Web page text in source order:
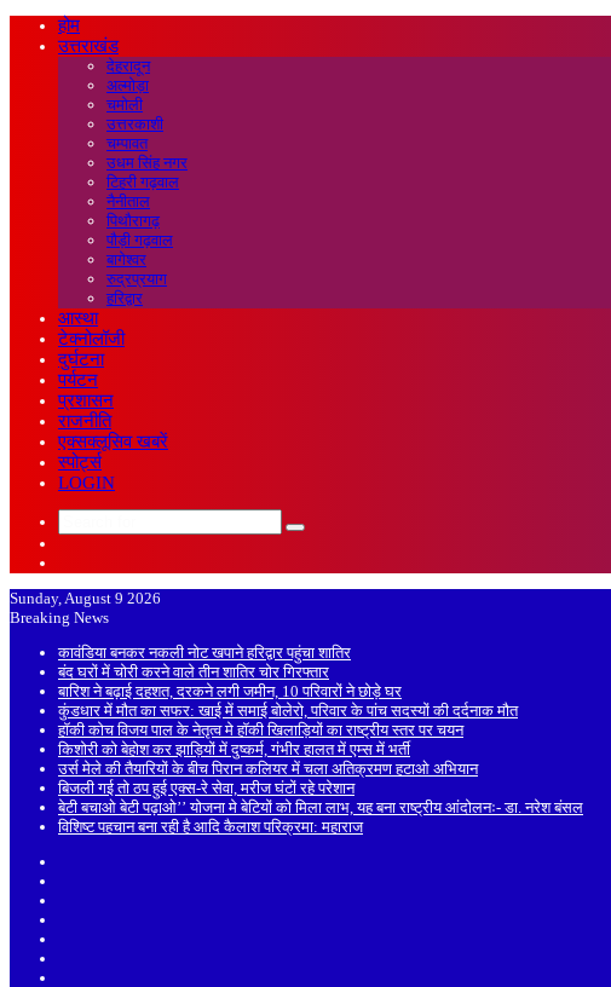
होम
उत्तराखंड
देहरादून
अल्मोड़ा
चमोली
उत्तरकाशी
चम्पावत
उधम सिंह नगर
टिहरी गढ़वाल
नैनीताल
पिथौरागढ़
पौड़ी गढ़वाल
बागेश्वर
रुद्रप्रयाग
हरिद्वार
आस्था
टेक्नोलॉजी
दुर्घटना
पर्यटन
प्रशासन
राजनीति
एक्सक्लूसिव खबरें
स्पोर्ट्स
LOGIN
Search
Sunday, August 9 2026
Breaking News
कावंडिया बनकर नकली नोट खपाने हरिद्वार पहुंचा शातिर
बंद घरों में चोरी करने वाले तीन शातिर चोर गिरफ्तार
बारिश ने बढ़ाई दहशत, दरकने लगी जमीन, 10 परिवारों ने छोड़े घर
कुंडधार में मौत का सफर: खाई में समाई बोलेरो, परिवार के पांच सदस्यों की दर्दनाक मौत
हॉकी कोच विजय पाल के नेतृत्व मे हॉकी खिलाड़ियों का राष्ट्रीय स्तर पर चयन
किशोरी को बेहोश कर झाड़ियों में दुष्कर्म, गंभीर हालत में एम्स में भर्ती
उर्स मेले की तैयारियों के बीच पिरान कलियर में चला अतिक्रमण हटाओ अभियान
बिजली गई तो ठप हुई एक्स-रे सेवा, मरीज घंटों रहे परेशान
बेटी बचाओ बेटी पढ़ाओ’’ योजना मे बेटियों को मिला लाभ, यह बना राष्ट्रीय आंदोलनः- डा. नरेश बंसल
विशिष्ट पहचान बना रही है आदि कैलाश परिक्रमा: महाराज